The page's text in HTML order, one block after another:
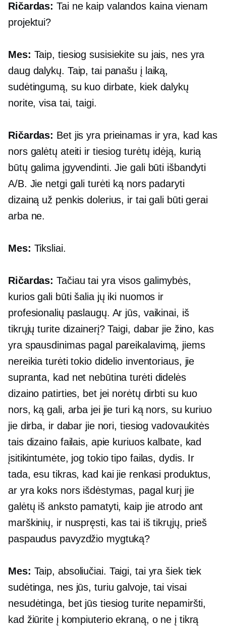
Ričardas: Tai ne kaip valandos kaina vienam
projektui?
Mes: Taip, tiesiog susisiekite su jais, nes yra
daug dalykų. Taip, tai panašu į laiką,
sudėtingumą, su kuo dirbate, kiek dalykų
norite, visa tai, taigi.
Ričardas: Bet jis yra prieinamas ir yra, kad kas
nors galėtų ateiti ir tiesiog turėtų idėją, kurią
būtų galima įgyvendinti. Jie gali būti išbandyti
A/B. Jie netgi gali turėti ką nors padaryti
dizainą už penkis dolerius, ir tai gali būti gerai
arba ne.
Mes: Tiksliai.
Ričardas: Tačiau tai yra visos galimybės,
kurios gali būti šalia jų iki nuomos ir
profesionalių paslaugų. Ar jūs, vaikinai, iš
tikrųjų turite dizainerį? Taigi, dabar jie žino, kas
yra spausdinimas pagal pareikalavimą, jiems
nereikia turėti tokio didelio inventoriaus, jie
supranta, kad net nebūtina turėti didelės
dizaino patirties, bet jei norėtų dirbti su kuo
nors, ką gali, arba jei jie turi ką nors, su kuriuo
jie dirba, ir dabar jie nori, tiesiog vadovaukitės
tais dizaino failais, apie kuriuos kalbate, kad
įsitikintumėte, jog tokio tipo failas, dydis. Ir
tada, esu tikras, kad kai jie renkasi produktus,
ar yra koks nors išdėstymas, pagal kurį jie
galėtų iš anksto pamatyti, kaip jie atrodo ant
marškinių, ir nuspręsti, kas tai iš tikrųjų, prieš
paspaudus pavyzdžio mygtuką?
Mes: Taip, absoliučiai. Taigi, tai yra šiek tiek
sudėtinga, nes jūs, turiu galvoje, tai visai
nesudėtinga, bet jūs tiesiog turite nepamiršti,
kad žiūrite į kompiuterio ekraną, o ne į tikrą